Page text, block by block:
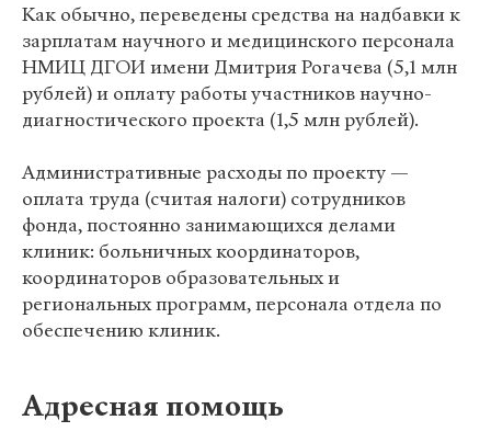
Как обычно, переведены средства на надбавки к
зарплатам научного и медицинского персонала
НМИЦ ДГОИ имени Дмитрия Рогачева (5,1 млн
рублей) и оплату работы участников научно-
диагностического проекта (1,5 млн рублей).
Административные расходы по проекту —
оплата труда (считая налоги) сотрудников
фонда, постоянно занимающихся делами
клиник: больничных координаторов,
координаторов образовательных и
региональных программ, персонала отдела по
обеспечению клиник.
Адресная помощь